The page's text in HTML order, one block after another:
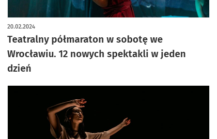
Teatralny półmaraton w sobotę we
Wrocławiu. 12 nowych spektakli w jeden
dzień
20.02.2024